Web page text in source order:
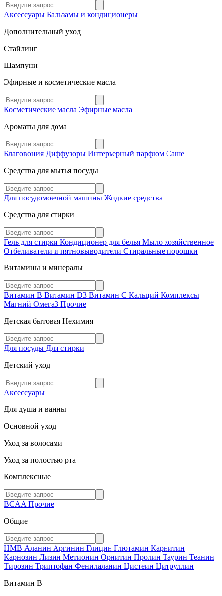
Аксессуары Бальзамы и кондиционеры
Дополнительный уход
Стайлинг
Шампуни
Эфирные и косметические масла
Косметические масла Эфирные масла
Ароматы для дома
Благовония Диффузоры Интерьерный парфюм Саше
Средства для мытья посуды
Для посудомоечной машины Жидкие средства
Средства для стирки
Гель для стирки Кондиционер для белья Мыло хозяйственное
Отбеливатели и пятновыводители Стиральные порошки
Витамины и минералы
Витамин В Витамин D3 Витамин С Кальций Комплексы
Магний Омега3 Прочие
Детская бытовая Нехимия
Для посуды Для стирки
Детский уход
Аксессуары
Для душа и ванны
Основной уход
Уход за волосами
Уход за полостью рта
Комплексные
BCAA Прочие
Общие
HMB Аланин Аргинин Глицин Глютамин Карнитин
Карнозин Лизин Метионин Орнитин Пролин Таурин Теанин
Тирозин Триптофан Фенилаланин Цистеин Цитруллин
Витамин В